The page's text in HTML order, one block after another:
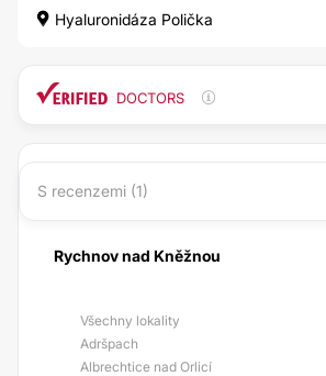
Hyaluronidáza Polička
DOCTORS
S recenzemi (1)
Rychnov nad Kněžnou
Všechny lokality
Adršpach
Albrechtice nad Orlicí